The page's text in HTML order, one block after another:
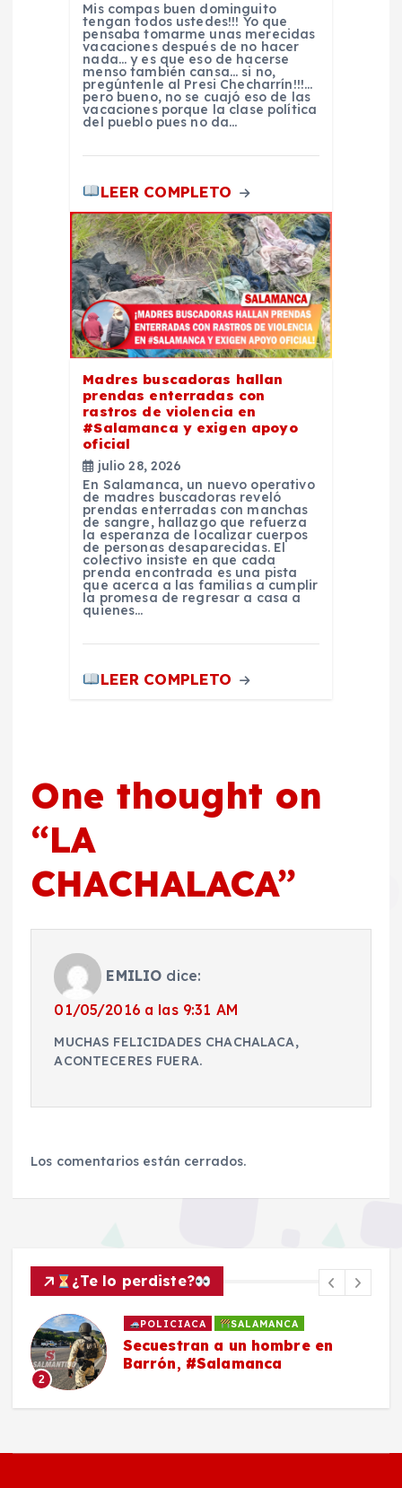
Mis compas buen dominguito
tengan todos ustedes!!! Yo que
pensaba tomarme unas merecidas
vacaciones después de no hacer
nada… y es que eso de hacerse
menso también cansa… si no,
pregúntenle al Presi Checharrín!!!…
pero bueno, no se cuajó eso de las
vacaciones porque la clase política
del pueblo pues no da…
LEER COMPLETO
Madres buscadoras hallan
prendas enterradas con
rastros de violencia en
#Salamanca y exigen apoyo
oficial
julio 28, 2026
En Salamanca, un nuevo operativo
de madres buscadoras reveló
prendas enterradas con manchas
de sangre, hallazgo que refuerza
la esperanza de localizar cuerpos
de personas desaparecidas. El
colectivo insiste en que cada
prenda encontrada es una pista
que acerca a las familias a cumplir
la promesa de regresar a casa a
quienes…
LEER COMPLETO
One thought on
“LA
CHACHALACA”
EMILIO dice:
01/05/2016 a las 9:31 AM
MUCHAS FELICIDADES CHACHALACA,
ACONTECERES FUERA.
Los comentarios están cerrados.
¿Te lo perdiste?
2
POLICIACA SALAMANCA
Secuestran a un hombre en
Barrón, #Salamanca